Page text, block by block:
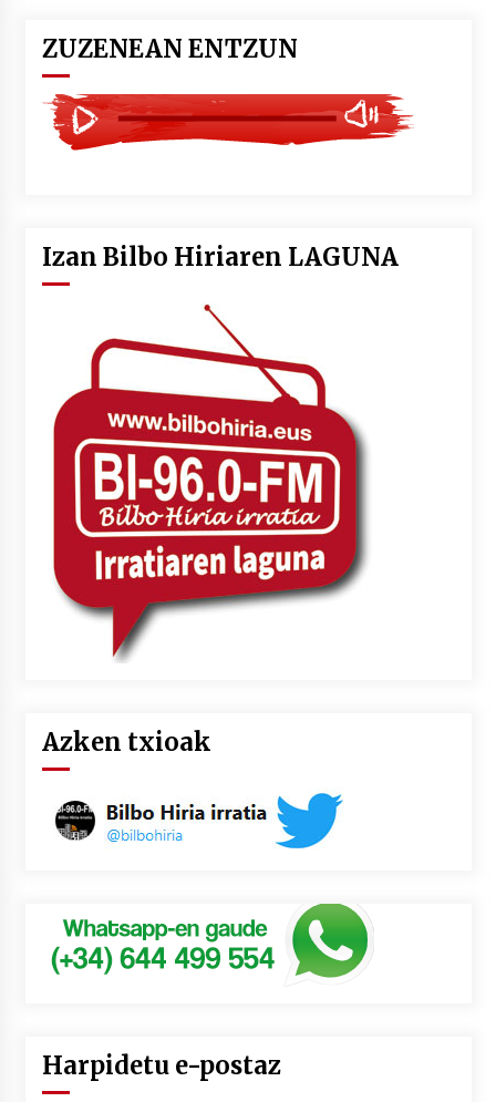
ZUZENEAN ENTZUN
Izan Bilbo Hiriaren LAGUNA
Azken txioak
Harpidetu e-postaz